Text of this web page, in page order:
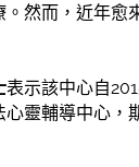
然而，近年
表示該中心自
靈輔導中心